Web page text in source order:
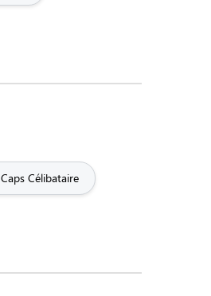
Caps Célibataire